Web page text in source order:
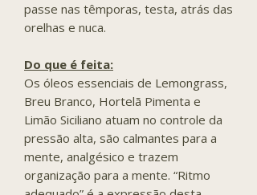
passe nas têmporas, testa, atrás das
orelhas e nuca.
Do que é feita:
Os óleos essenciais de Lemongrass,
Breu Branco, Hortelã Pimenta e
Limão Siciliano atuam no controle da
pressão alta, são calmantes para a
mente, analgésico e trazem
organização para a mente. “Ritmo